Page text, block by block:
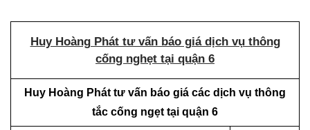
Huy Hoàng Phát tư vấn báo giá dịch vụ thông
cống nghẹt tại quận 6
Huy Hoàng Phát tư vấn báo giá các dịch vụ thông
tắc cống ngẹt tại quận 6